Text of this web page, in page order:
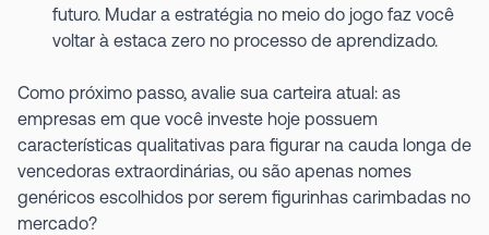
futuro. Mudar a estratégia no meio do jogo faz você
voltar à estaca zero no processo de aprendizado.
Como próximo passo, avalie sua carteira atual: as
empresas em que você investe hoje possuem
características qualitativas para figurar na cauda longa de
vencedoras extraordinárias, ou são apenas nomes
genéricos escolhidos por serem figurinhas carimbadas no
mercado?